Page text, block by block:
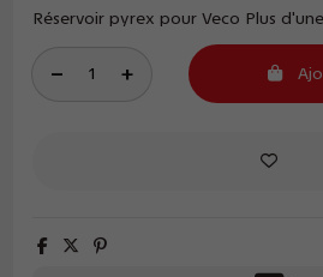
Réservoir pyrex pour Veco Plus